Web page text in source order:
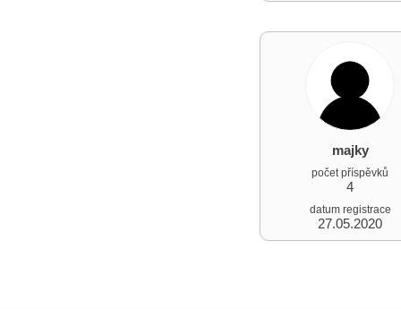
majky
počet příspěvků
4
datum registrace
27.05.2020